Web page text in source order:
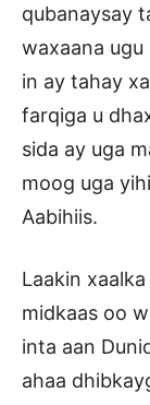
qubanaysay
waxaana
in ay tahay
farqiga u
sida ay uga
moog uga
Aabihiis.
Laakin
midkaas oo
inta aan
ahaa